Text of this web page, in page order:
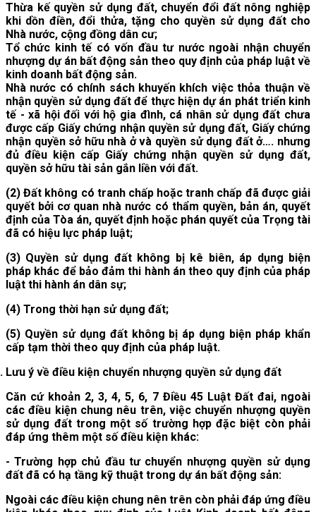
Thừa kế quyền sử dụng đất, chuyển đổi đất nông nghiệp
khi dồn điền, đổi thửa, tặng cho quyền sử dụng đất cho
Nhà nước, cộng đồng dân cư;
Tổ chức kinh tế có vốn đầu tư nước ngoài nhận chuyển
nhượng dự án bất động sản theo quy định của pháp luật về
kinh doanh bất động sản.
Nhà nước có chính sách khuyến khích việc thỏa thuận về
nhận quyền sử dụng đất để thực hiện dự án phát triển kinh
tế - xã hội đối với hộ gia đình, cá nhân sử dụng đất chưa
được cấp Giấy chứng nhận quyền sử dụng đất, Giấy chứng
nhận quyền sở hữu nhà ở và quyền sử dụng đất ở…. nhưng
đủ điều kiện cấp Giấy chứng nhận quyền sử dụng đất,
quyền sở hữu tài sản gắn liền với đất.
(2) Đất không có tranh chấp hoặc tranh chấp đã được giải
quyết bởi cơ quan nhà nước có thẩm quyền, bản án, quyết
định của Tòa án, quyết định hoặc phán quyết của Trọng tài
đã có hiệu lực pháp luật;
(3) Quyền sử dụng đất không bị kê biên, áp dụng biện
pháp khác để bảo đảm thi hành án theo quy định của pháp
luật thi hành án dân sự;
(4) Trong thời hạn sử dụng đất;
(5) Quyền sử dụng đất không bị áp dụng biện pháp khẩn
cấp tạm thời theo quy định của pháp luật.
Lưu ý về điều kiện chuyển nhượng quyền sử dụng đất
Căn cứ khoản 2, 3, 4, 5, 6, 7 Điều 45 Luật Đất đai, ngoài
các điều kiện chung nêu trên, việc chuyển nhượng quyền
sử dụng đất trong một số trường hợp đặc biệt còn phải
đáp ứng thêm một số điều kiện khác:
- Trường hợp chủ đầu tư chuyển nhượng quyền sử dụng
đất đã có hạ tầng kỹ thuật trong dự án bất động sản:
Ngoài các điều kiện chung nên trên còn phải đáp ứng điều